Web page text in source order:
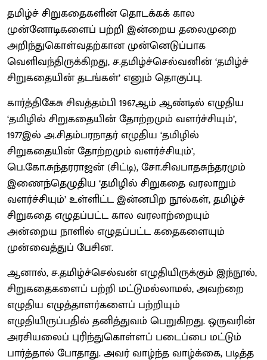
தமிழ்ச் சிறுகதைகளின் தொடக்கக் கால
முன்னோடிகளைப் பற்றி இன்றைய தலைமுறை
அறிந்துகொள்வதற்கான முன்னெடுப்பாக
வெளிவந்திருக்கிறது, ச.தமிழ்ச்செல்வனின் ‘தமிழ்ச்
சிறுகதையின் தடங்கள்’ எனும் தொகுப்பு.
கார்த்திகேசு சிவத்தம்பி 1967ஆம் ஆண்டில் எழுதிய
‘தமிழில் சிறுகதையின் தோற்றமும் வளர்ச்சியும்’,
1977இல் அ.சிதம்பரநாதர் எழுதிய ‘தமிழில்
சிறுகதையின் தோற்றமும் வளர்ச்சியும்’,
பெ.கோ.சுந்தரராஜன் (சிட்டி), சோ.சிவபாதசுந்தரமும்
இணைந்தெழுதிய ‘தமிழில் சிறுகதை வரலாறும்
வளர்ச்சியும்’ உள்ளிட்ட இன்னபிற நூல்கள், தமிழ்ச்
சிறுகதை எழுதப்பட்ட கால வரலாற்றையும்
அன்றைய நாளில் எழுதப்பட்ட கதைகளையும்
முன்வைத்துப் பேசின.
ஆனால், ச.தமிழ்ச்செல்வன் எழுதியிருக்கும் இந்நூல்,
சிறுகதைகளைப் பற்றி மட்டுமல்லாமல், அவற்றை
எழுதிய எழுத்தாளர்களைப் பற்றியும்
எழுதியிருப்பதில் தனித்துவம் பெறுகிறது. ஒருவரின்
அரசியலைப் புரிந்துகொள்ளப் படைப்பை மட்டும்
பார்த்தால் போதாது. அவர் வாழ்ந்த வாழ்க்கை, படித்த